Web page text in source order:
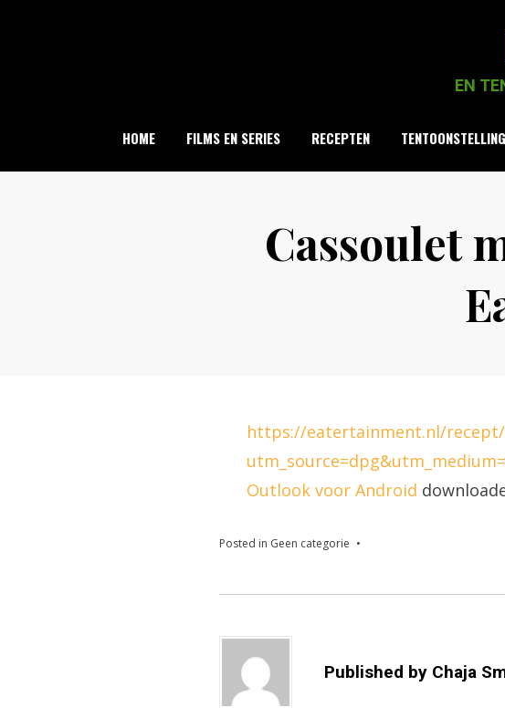
EN
HOME FILMS EN SERIES RECEPTEN
Cassoulet
https://eatertainment.nl/
Outlook voor Android
Posted in Geen categorie
Published by Chaja